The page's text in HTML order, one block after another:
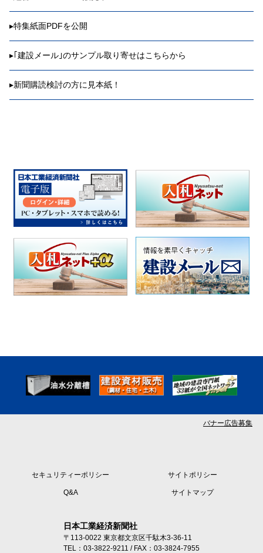
▸特集紙面PDFを公開
▸ ｢建設メール｣のサンプル取り寄せはこちらから
▸新聞購読検討の方に見本紙！
バナー広告募集
セキュリティーポリシー サイトポリシー
Q&A サイトマップ
日本工業経済新聞社
〒113-0022 東京都文京区千駄木3-36-11
TEL：03-3822-9211 / FAX：03-3824-7955